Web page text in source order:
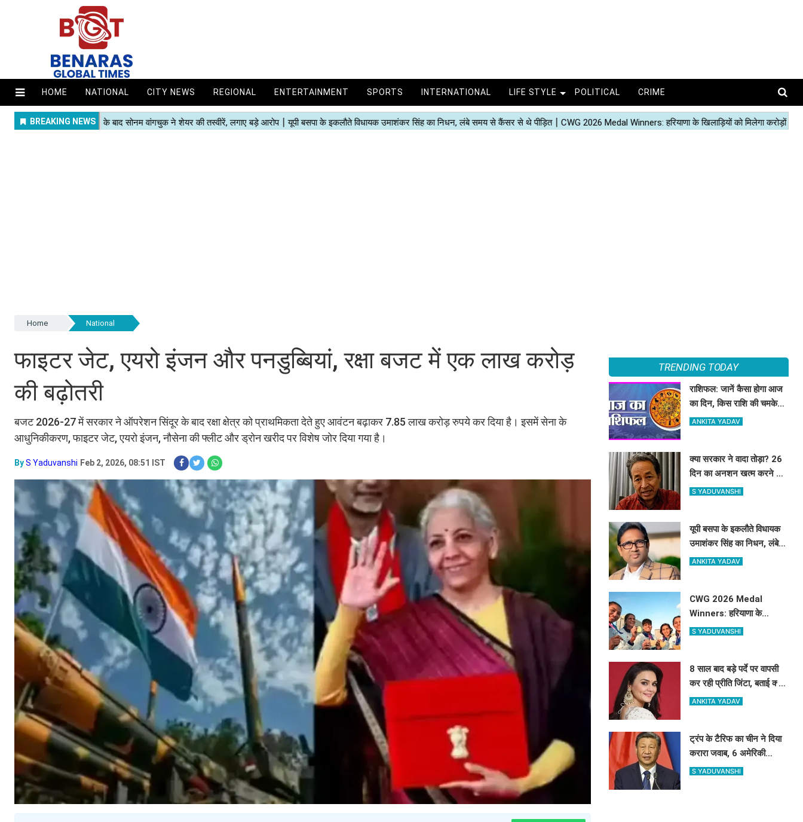
HOME NATIONAL CITY NEWS REGIONAL ENTERTAINMENT SPORTS INTERNATIONAL LIFE STYLE POLITICAL CRIME
Home National
फाइटर जेट, एयरो इंजन और पनडुब्बियां, रक्षा बजट में एक लाख करोड़
की बढ़ोतरी
बजट 2026-27 में सरकार ने ऑपरेशन सिंदूर के बाद रक्षा क्षेत्र को प्राथमिकता देते हुए आवंटन बढ़ाकर 7.85 लाख करोड़ रुपये कर दिया है। इसमें सेना के
आधुनिकीकरण, फाइटर जेट, एयरो इंजन, नौसेना की फ्लीट और ड्रोन खरीद पर विशेष जोर दिया गया है।
ByS Yaduvanshi Feb 2, 2026, 08:51 IST
TRENDING TODAY
राशिफल: जानें कैसा होगा आज
का दिन, किस राशि की चमकेगी
किस्मत
ANKITA YADAV
क्या सरकार ने वादा तोड़ा? 26
दिन का अनशन खत्म करने के
बाद सोनम वांगचुक ने शेयर की
S YADUVANSHI
यूपी बसपा के इकलौते विधायक
उमाशंकर सिंह का निधन, लंबे
समय से कैंसर से थे पीड़ित
ANKITA YADAV
CWG 2026 Medal
Winners: हरियाणा के
खिलाड़ियों को मिलेगा करोड़ों का
S YADUVANSHI
8 साल बाद बड़े पर्दे पर वापसी
कर रही प्रीति जिंटा, बताई क्यों
बनाई थी फिल्मों से दूरी
ANKITA YADAV
ट्रंप के टैरिफ का चीन ने दिया
करारा जवाब, 6 अमेरिकी
कंपनियां ब्लैकलिस्ट, ड्रोन
S YADUVANSHI